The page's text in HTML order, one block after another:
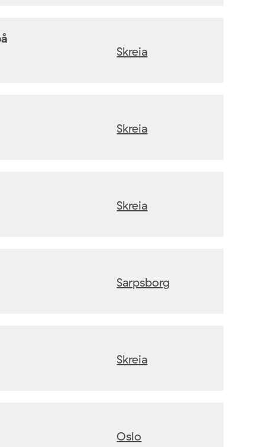
Skreia
Skreia
Skreia
Sarpsborg
Skreia
Oslo